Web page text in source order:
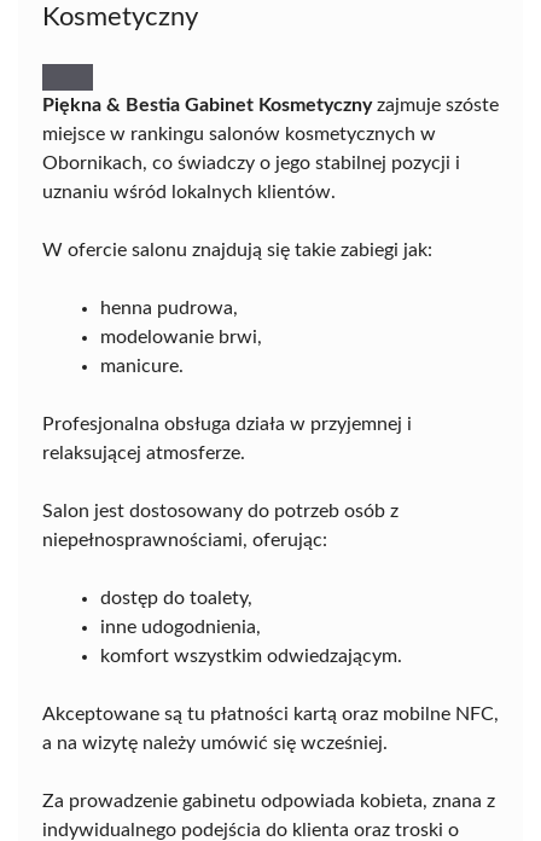
Kosmetyczny
Piękna & Bestia Gabinet Kosmetycznyzajmuje szóste
miejsce w rankingu salonów kosmetycznych w
Obornikach, co świadczy o jego stabilnej pozycji i
uznaniu wśród lokalnych klientów.
W ofercie salonu znajdują się takie zabiegi jak:
henna pudrowa,
modelowanie brwi,
manicure.
Profesjonalna obsługa działa w przyjemnej i
relaksującej atmosferze.
Salon jest dostosowany do potrzeb osób z
niepełnosprawnościami, oferując:
dostęp do toalety,
inne udogodnienia,
komfort wszystkim odwiedzającym.
Akceptowane są tu płatności kartą oraz mobilne NFC,
a na wizytę należy umówić się wcześniej.
Za prowadzenie gabinetu odpowiada kobieta, znana z
indywidualnego podejścia do klienta oraz troski o